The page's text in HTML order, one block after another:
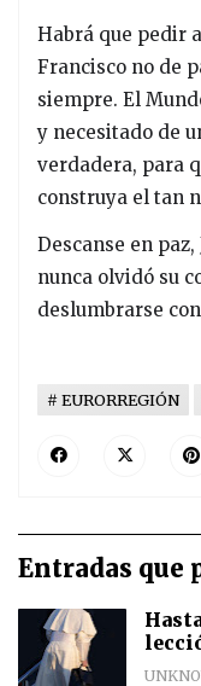
Habrá que pedir
Francisco no de
siempre. El
y necesitado de
verdadera, para
construya el tan
Descanse en
nunca olvidó su
deslumbrarse
EURORREGIÓN
Entradas que